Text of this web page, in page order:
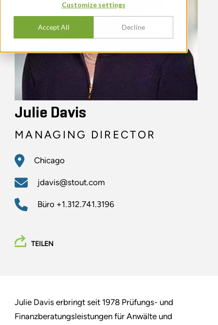
Customize settings
Accept All Decline
Julie Davis
MANAGING DIRECTOR
Chicago
jdavis@stout.com
Büro +1.312.741.3196
TEILEN
Julie Davis erbringt seit 1978 Prüfungs- und
Finanzberatungsleistungen für Anwälte und